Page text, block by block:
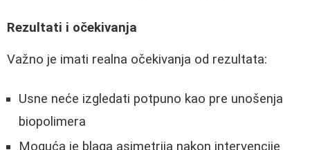
Rezultati i očekivanja
Važno je imati realna očekivanja od rezultata:
Usne neće izgledati potpuno kao pre unošenja
biopolimera
Moguća je blaga asimetrija nakon intervencije